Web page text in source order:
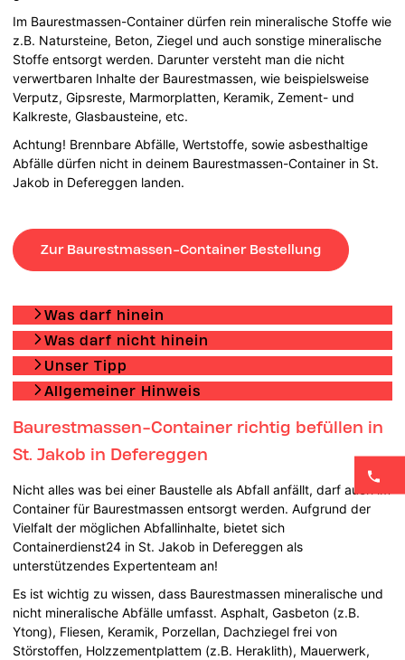
Im Baurestmassen-Container dürfen rein mineralische Stoffe wie
z.B. Natursteine, Beton, Ziegel und auch sonstige mineralische
Stoffe entsorgt werden. Darunter versteht man die nicht
verwertbaren Inhalte der Baurestmassen, wie beispielsweise
Verputz, Gipsreste, Marmorplatten, Keramik, Zement- und
Kalkreste, Glasbausteine, etc.
Achtung! Brennbare Abfälle, Wertstoffe, sowie asbesthaltige
Abfälle dürfen nicht in deinem Baurestmassen-Container in St.
Jakob in Defereggen landen.
Zur Baurestmassen-Container Bestellung
Was darf hinein
Was darf nicht hinein
Unser Tipp
Allgemeiner Hinweis
Baurestmassen-Container richtig befüllen in
St. Jakob in Defereggen
Nicht alles was bei einer Baustelle als Abfall anfällt, darf auch im
Container für Baurestmassen entsorgt werden. Aufgrund der
Vielfalt der möglichen Abfallinhalte, bietet sich
Containerdienst24 in St. Jakob in Defereggen als
unterstützendes Expertenteam an!
Es ist wichtig zu wissen, dass Baurestmassen mineralische und
nicht mineralische Abfälle umfasst. Asphalt, Gasbeton (z.B.
Ytong), Fliesen, Keramik, Porzellan, Dachziegel frei von
Störstoffen, Holzzementplattem (z.B. Heraklith), Mauerwerk,